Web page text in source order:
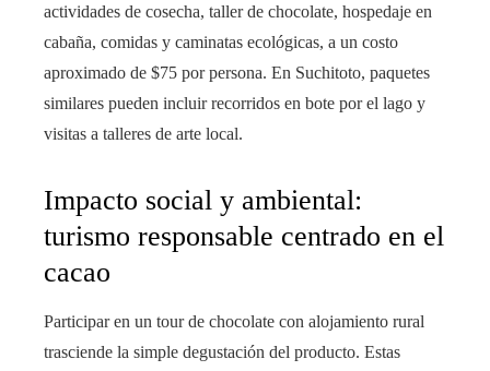
actividades de cosecha, taller de chocolate, hospedaje en
cabaña, comidas y caminatas ecológicas, a un costo
aproximado de $75 por persona. En Suchitoto, paquetes
similares pueden incluir recorridos en bote por el lago y
visitas a talleres de arte local.
Impacto social y ambiental:
turismo responsable centrado en el
cacao
Participar en un tour de chocolate con alojamiento rural
trasciende la simple degustación del producto. Estas